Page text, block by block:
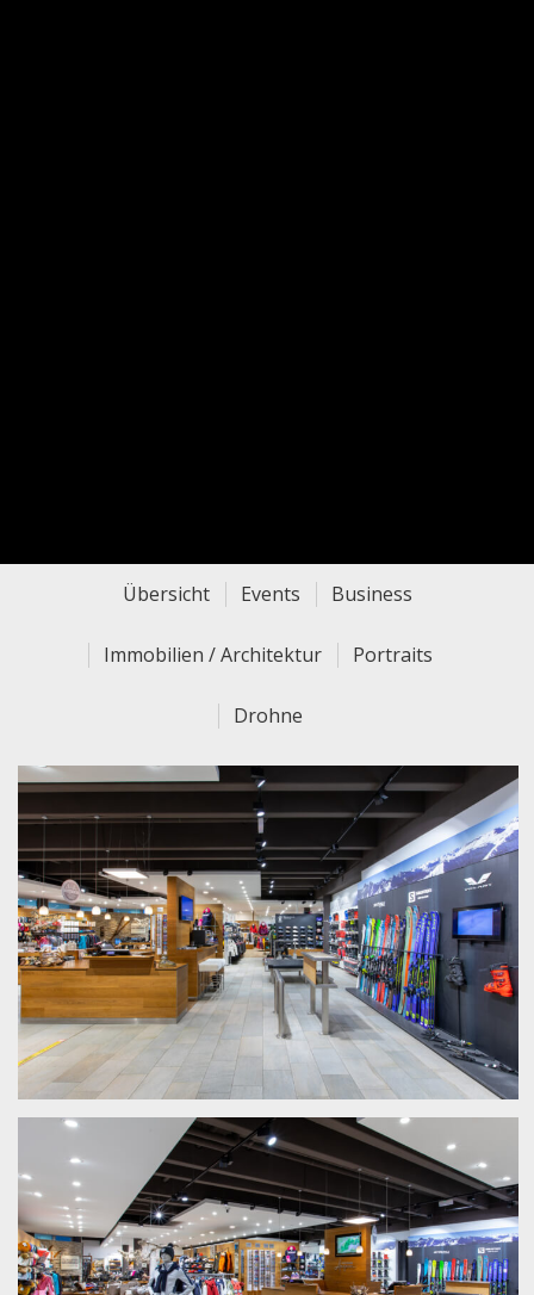
Übersicht Events Business
Immobilien / Architektur Portraits
Drohne